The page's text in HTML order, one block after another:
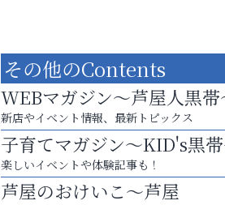
あなたらしく奏でる、音楽の時間
阪神相続相談協会
その他のContents
WEBマガジン～芦屋人黒帯
新店やイベント情報、最新トピックス
子育てマガジン～KID's黒
楽しいイベントや体験記事も！
芦屋のおけいこ～芦屋